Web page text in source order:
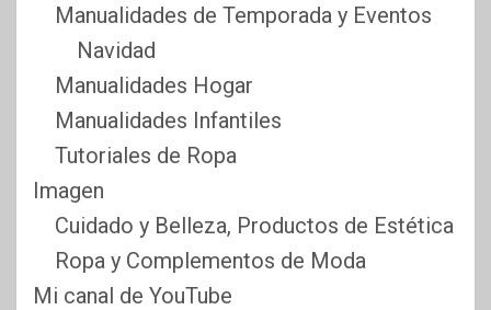
Manualidades de Temporada y Eventos
Navidad
Manualidades Hogar
Manualidades Infantiles
Tutoriales de Ropa
Imagen
Cuidado y Belleza, Productos de Estética
Ropa y Complementos de Moda
Mi canal de YouTube